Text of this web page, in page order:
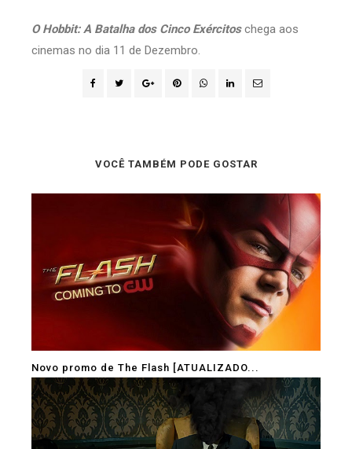
O Hobbit: A Batalha dos Cinco Exércitoschega aos
cinemas no dia 11 de Dezembro.
VOCÊ TAMBÉM PODE GOSTAR
Novo promo de The Flash [ATUALIZADO...